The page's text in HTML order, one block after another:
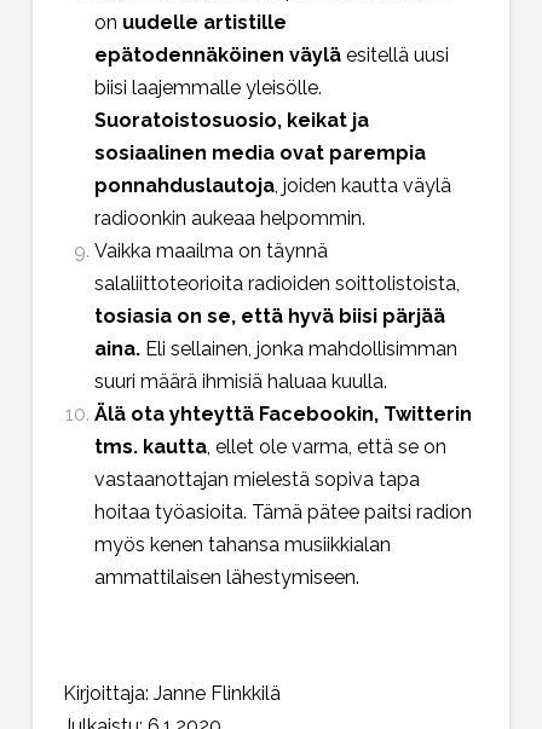
on uudelle artistille
epätodennäköinen väylä esitellä uusi
biisi laajemmalle yleisölle.
Suoratoistosuosio, keikat ja
sosiaalinen media ovat parempia
ponnahduslautoja, joiden kautta väylä
radioonkin aukeaa helpommin.
Vaikka maailma on täynnä
salaliittoteorioita radioiden soittolistoista,
tosiasia on se, että hyvä biisi pärjää
aina. Eli sellainen, jonka mahdollisimman
suuri määrä ihmisiä haluaa kuulla.
Älä ota yhteyttä Facebookin, Twitterin
tms. kautta, ellet ole varma, että se on
vastaanottajan mielestä sopiva tapa
hoitaa työasioita. Tämä pätee paitsi radion
myös kenen tahansa musiikkialan
ammattilaisen lähestymiseen.
Kirjoittaja: Janne Flinkkilä